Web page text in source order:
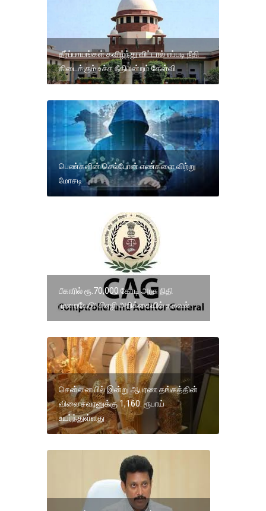
தீர்ப்பாயங்கள் கவிழ்ந்து விட்டால் எப்படி நீதி
கிடைக்கும் உச்ச நீதிமன்றம் கேள்வி
பெண்களின் செல்போன் எண்களை விற்று
மோசடி
பீகாரில் ரூ.70,000 கோடி அரசு நிதி
முறைகேடு: சிஏஜி அறிக்கையில் தகவல்
சென்னையில் இன்று ஆபரண தங்கத்தின்
விலை சவரனுக்கு 1,160. ரூபாய்
உயர்ந்துள்ளது